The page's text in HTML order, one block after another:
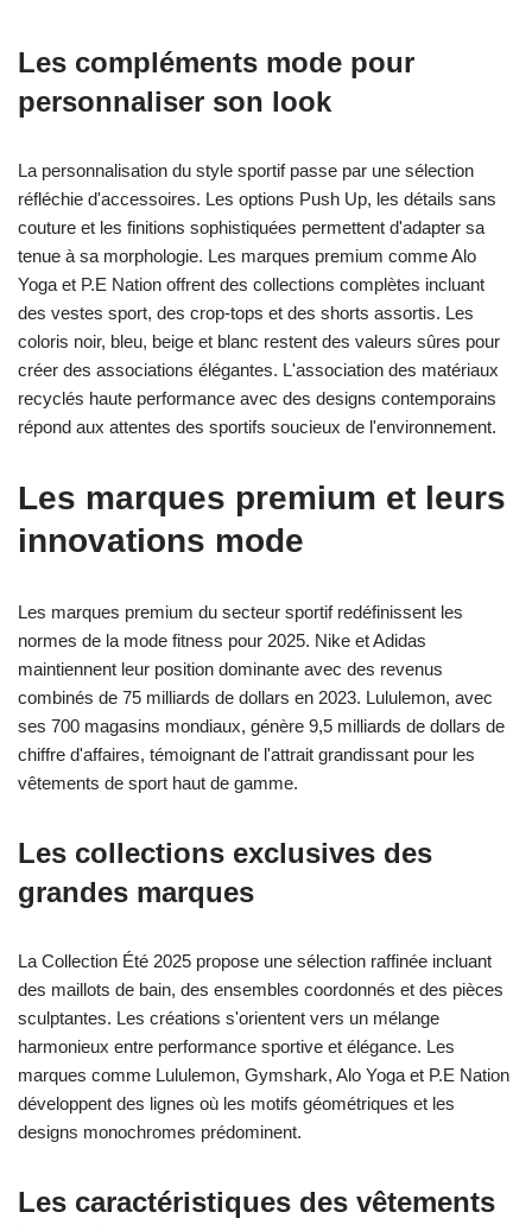
Les compléments mode pour
personnaliser son look
La personnalisation du style sportif passe par une sélection
réfléchie d'accessoires. Les options Push Up, les détails sans
couture et les finitions sophistiquées permettent d'adapter sa
tenue à sa morphologie. Les marques premium comme Alo
Yoga et P.E Nation offrent des collections complètes incluant
des vestes sport, des crop-tops et des shorts assortis. Les
coloris noir, bleu, beige et blanc restent des valeurs sûres pour
créer des associations élégantes. L'association des matériaux
recyclés haute performance avec des designs contemporains
répond aux attentes des sportifs soucieux de l'environnement.
Les marques premium et leurs
innovations mode
Les marques premium du secteur sportif redéfinissent les
normes de la mode fitness pour 2025. Nike et Adidas
maintiennent leur position dominante avec des revenus
combinés de 75 milliards de dollars en 2023. Lululemon, avec
ses 700 magasins mondiaux, génère 9,5 milliards de dollars de
chiffre d'affaires, témoignant de l'attrait grandissant pour les
vêtements de sport haut de gamme.
Les collections exclusives des
grandes marques
La Collection Été 2025 propose une sélection raffinée incluant
des maillots de bain, des ensembles coordonnés et des pièces
sculptantes. Les créations s'orientent vers un mélange
harmonieux entre performance sportive et élégance. Les
marques comme Lululemon, Gymshark, Alo Yoga et P.E Nation
développent des lignes où les motifs géométriques et les
designs monochromes prédominent.
Les caractéristiques des vêtements